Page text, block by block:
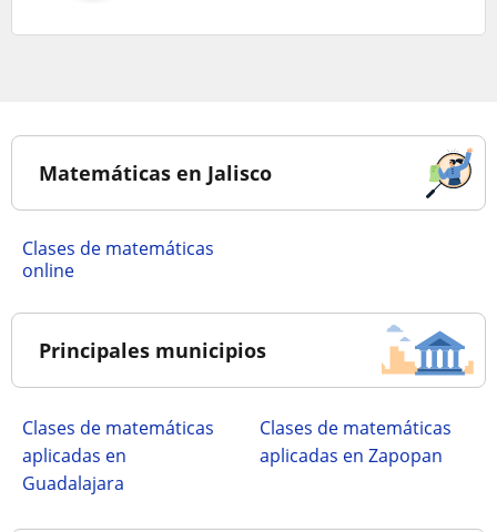
Matemáticas en Jalisco
Clases de matemáticas
online
Principales municipios
Clases de matemáticas
aplicadas en
Guadalajara
Clases de matemáticas
aplicadas en Zapopan